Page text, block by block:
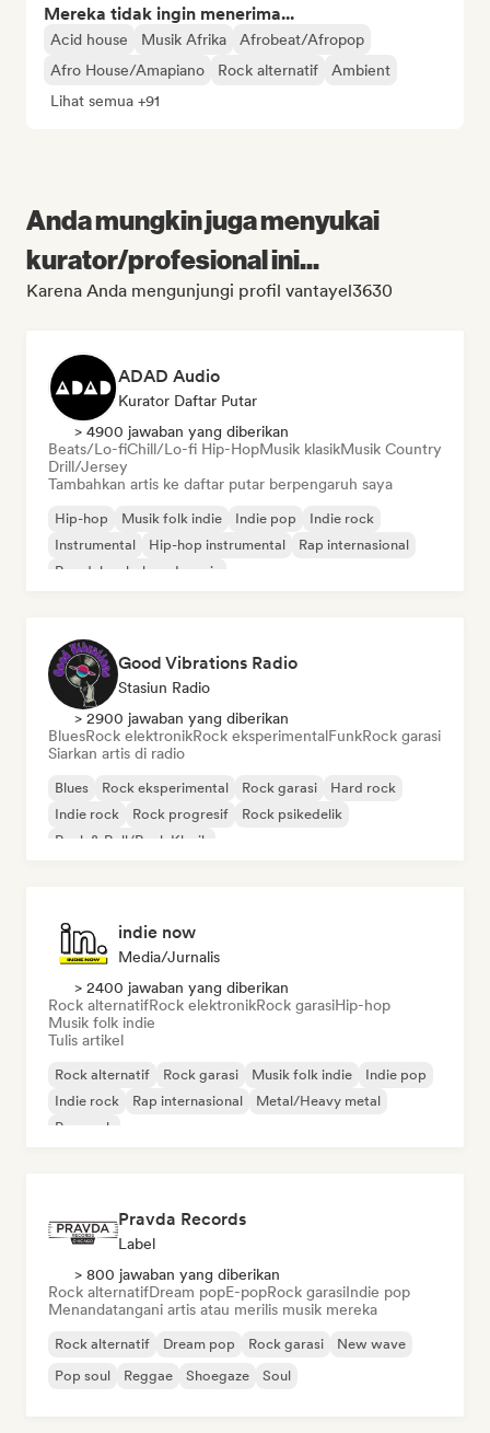
Mereka tidak ingin menerima...
Acid house Musik Afrika
Afrobeat/Afropop
Afro House/Amapiano
Rock alternatif
Ambient
Lihat semua +91
Anda mungkin juga menyukai
kurator/profesional ini...
Karena Anda mengunjungi profil vantayel3630
ADAD Audio
Kurator Daftar Putar
> 4900 jawaban yang diberikan
Beats/Lo-fiChill/Lo-fi Hip-HopMusik klasikMusik Country
Drill/Jersey
Tambahkan artis ke daftar putar berpengaruh saya
Hip-hop Musik folk indie Indie pop
Indie rock
Instrumental
Hip-hop instrumental
Rap internasional
Rap dalam bahasa Inggris
Good Vibrations Radio
Stasiun Radio
> 2900 jawaban yang diberikan
BluesRock elektronikRock eksperimentalFunkRock garasi
Siarkan artis di radio
Blues Rock eksperimental Rock garasi
Hard rock
Indie rock
Rock progresif
Rock psikedelik
Rock & Roll/Rock Klasik
indie now
Media/Jurnalis
> 2400 jawaban yang diberikan
Rock alternatifRock elektronikRock garasiHip-hop
Musik folk indie
Tulis artikel
Rock alternatif Rock garasi Musik folk indie
Indie pop
Indie rock
Rap internasional
Metal/Heavy metal
Pop rock
Pravda Records
Label
> 800 jawaban yang diberikan
Rock alternatifDream popE-popRock garasiIndie pop
Menandatangani artis atau merilis musik mereka
Rock alternatif Dream pop Rock garasi
New wave
Pop soul
Reggae Shoegaze Soul